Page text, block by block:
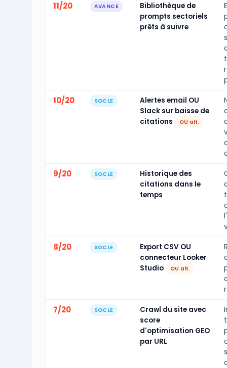
11/20 AVANCE
Bibliothèque de
prompts sectoriels
prêts à suivre
10/20 SOCLE
Alertes email OU
Slack sur baisse de
citations
OU alt.
9/20 SOCLE
Historique des
citations dans le
temps
8/20 SOCLE
Export CSV OU
connecteur Looker
Studio
OU alt.
7/20 SOCLE
Crawl du site avec
score
d'optimisation GEO
par URL